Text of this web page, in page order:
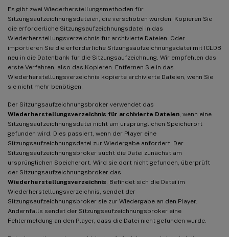
Es gibt zwei Wiederherstellungsmethoden für
Sitzungsaufzeichnungsdateien, die verschoben wurden. Kopieren Sie
die erforderliche Sitzungsaufzeichnungsdatei in das
Wiederherstellungsverzeichnis für archivierte Dateien. Oder
importieren Sie die erforderliche Sitzungsaufzeichnungsdatei mit ICLDB
neu in die Datenbank für die Sitzungsaufzeichnung. Wir empfehlen das
erste Verfahren, also das Kopieren. Entfernen Sie in das
Wiederherstellungsverzeichnis kopierte archivierte Dateien, wenn Sie
sie nicht mehr benötigen.
Der Sitzungsaufzeichnungsbroker verwendet das
Wiederherstellungsverzeichnis für archivierte Dateien , wenn eine
Sitzungsaufzeichnungsdatei nicht am ursprünglichen Speicherort
gefunden wird. Dies passiert, wenn der Player eine
Sitzungsaufzeichnungsdatei zur Wiedergabe anfordert. Der
Sitzungsaufzeichnungsbroker sucht die Datei zunächst am
ursprünglichen Speicherort. Wird sie dort nicht gefunden, überprüft
der Sitzungsaufzeichnungsbroker das
Wiederherstellungsverzeichnis . Befindet sich die Datei im
Wiederherstellungsverzeichnis, sendet der
Sitzungsaufzeichnungsbroker sie zur Wiedergabe an den Player.
Andernfalls sendet der Sitzungsaufzeichnungsbroker eine
Fehlermeldung an den Player, dass die Datei nicht gefunden wurde.